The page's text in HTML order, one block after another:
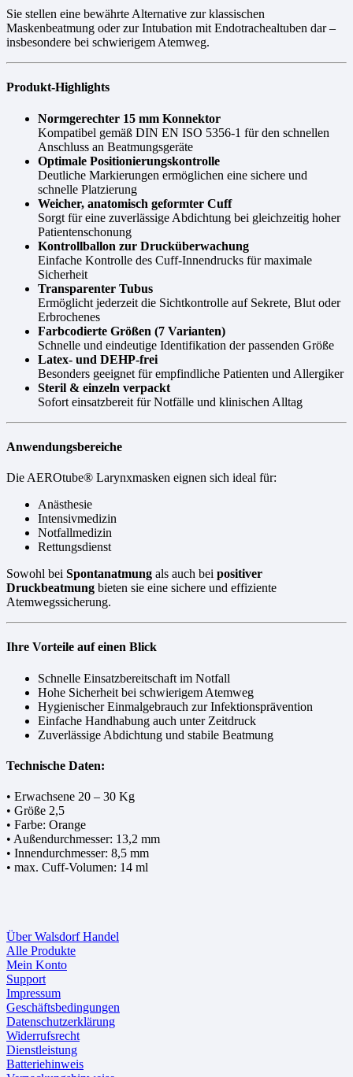
Sie stellen eine bewährte Alternative zur klassischen
Maskenbeatmung oder zur Intubation mit Endotrachealtuben dar –
insbesondere bei schwierigem Atemweg.
Produkt-Highlights
Normgerechter 15 mm Konnektor
Kompatibel gemäß DIN EN ISO 5356-1 für den schnellen
Anschluss an Beatmungsgeräte
Optimale Positionierungskontrolle
Deutliche Markierungen ermöglichen eine sichere und
schnelle Platzierung
Weicher, anatomisch geformter Cuff
Sorgt für eine zuverlässige Abdichtung bei gleichzeitig hoher
Patientenschonung
Kontrollballon zur Drucküberwachung
Einfache Kontrolle des Cuff-Innendrucks für maximale
Sicherheit
Transparenter Tubus
Ermöglicht jederzeit die Sichtkontrolle auf Sekrete, Blut oder
Erbrochenes
Farbcodierte Größen (7 Varianten)
Schnelle und eindeutige Identifikation der passenden Größe
Latex- und DEHP-frei
Besonders geeignet für empfindliche Patienten und Allergiker
Steril & einzeln verpackt
Sofort einsatzbereit für Notfälle und klinischen Alltag
Anwendungsbereiche
Die AEROtube® Larynxmasken eignen sich ideal für:
Anästhesie
Intensivmedizin
Notfallmedizin
Rettungsdienst
Sowohl bei Spontanatmung als auch bei positiver
Druckbeatmung bieten sie eine sichere und effiziente
Atemwegssicherung.
Ihre Vorteile auf einen Blick
Schnelle Einsatzbereitschaft im Notfall
Hohe Sicherheit bei schwierigem Atemweg
Hygienischer Einmalgebrauch zur Infektionsprävention
Einfache Handhabung auch unter Zeitdruck
Zuverlässige Abdichtung und stabile Beatmung
Technische Daten:
• Erwachsene 20 – 30 Kg
• Größe 2,5
• Farbe: Orange
• Außendurchmesser: 13,2 mm
• Innendurchmesser: 8,5 mm
• max. Cuff-Volumen: 14 ml
Über Walsdorf Handel
Alle Produkte
Mein Konto
Support
Impressum
Geschäftsbedingungen
Datenschutzerklärung
Widerrufsrecht
Dienstleistung
Batteriehinweis